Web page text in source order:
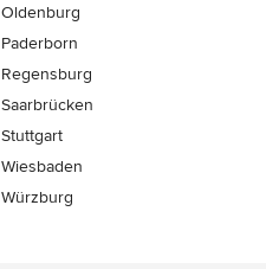
Oldenburg
Paderborn
Regensburg
Saarbrücken
Stuttgart
Wiesbaden
Würzburg